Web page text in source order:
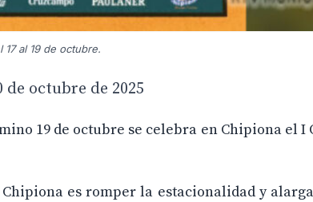
al 19 de octubre.
octubre de 2025
19 de octubre se celebra en Chipiona el I
es romper la estacionalidad y